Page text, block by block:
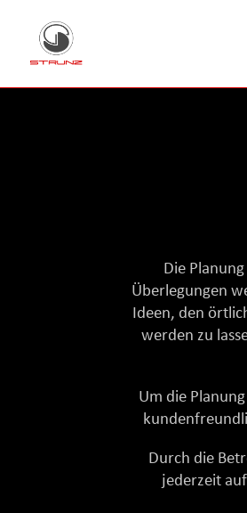
Die
Überlegungen
Ideen, den
werden zu
Um die
Durch die
jederzeit